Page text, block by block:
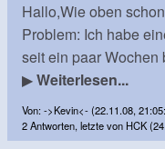
Hallo,Wie oben
Problem: Ich habe
seit ein paar Wochen
▶Weiterlesen...
Von: ->Kevin<- (22.11.08,
2 Antworten, letzte von HCK